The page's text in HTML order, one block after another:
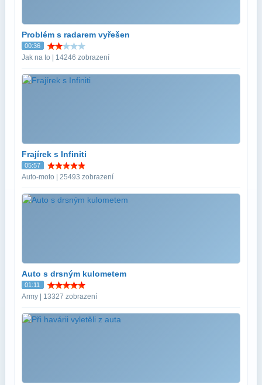
Problém s radarem vyřešen
00:36
Jak na to | 14246 zobrazení
Frajírek s Infiniti
05:57
Auto-moto | 25493 zobrazení
Auto s drsným kulometem
01:11
Army | 13327 zobrazení